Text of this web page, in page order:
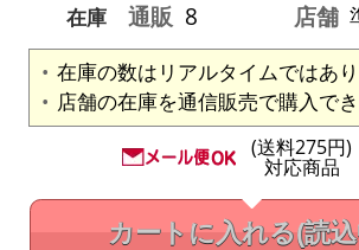
在庫
通販 8 店舗
在庫の数はリアルタイムではあり
店舗の在庫を通信販売で購入でき
(送料275円)
対応商品
カートに入れる(読